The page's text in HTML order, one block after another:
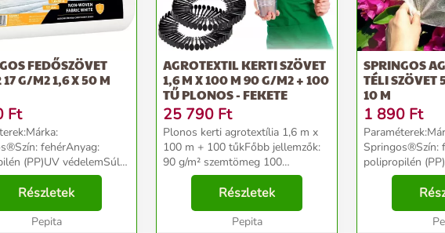
FEDŐSZÖVET
17 G/M2 1,6 X 50 M
Ft
fehérAnyag:
(PP)UV védelemSúly:
50 mSzélesség: 1,6
AG0007...
Részletek
Pepita
AGROTEXTIL KERTI SZÖVET
1,6 M X 100 M 90 G/M2 + 100
TŰ PLONOS - FEKETE
25 790 Ft
Plonos kerti agrotextília 1,6 m x
100 m + 100 tűkFőbb jellemzők:
90 g/m² szemtömeg 100
talajszegély Védelem a kártevők
és a kedvezőtlen időjárási
körülmények ellen gyorsabb
növekedés és bőségesebb te...
Részletek
Pepita
SPRINGOS
TÉLI SZÖVET
10 M
1 890 Ft
Springos®Szín:
polipropilén
50g/
mmHossz: 10
mTermékkód: